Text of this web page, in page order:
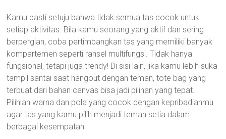
Kamu pasti setuju bahwa tidak semua tas cocok untuk
setiap aktivitas. Bila kamu seorang yang aktif dan sering
berpergian, coba pertimbangkan tas yang memiliki banyak
kompartemen seperti ransel multifungsi. Tidak hanya
fungsional, tetapi juga trendy! Di sisi lain, jika kamu lebih suka
tampil santai saat hangout dengan teman, tote bag yang
terbuat dari bahan canvas bisa jadi pilihan yang tepat.
Pilihlah warna dan pola yang cocok dengan kepribadianmu
agar tas yang kamu pilih menjadi teman setia dalam
berbagai kesempatan.